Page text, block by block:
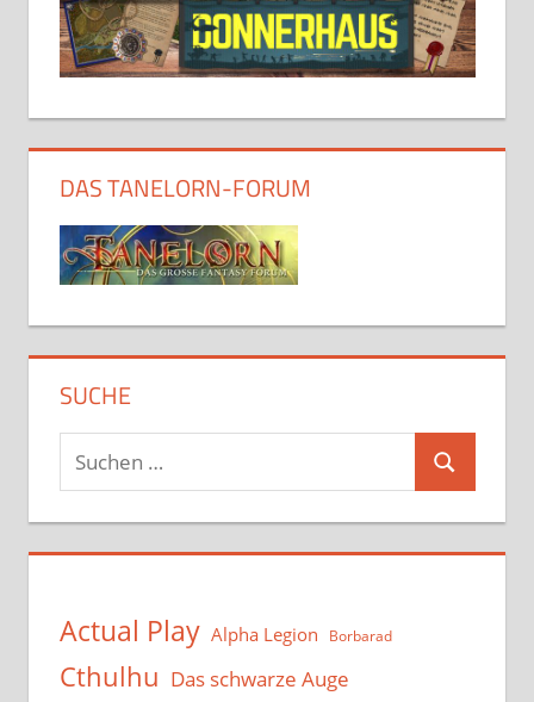
DAS TANELORN-FORUM
SUCHE
Suchen
nach:
Suchen
Actual Play Alpha Legion Borbarad
Cthulhu Das schwarze Auge